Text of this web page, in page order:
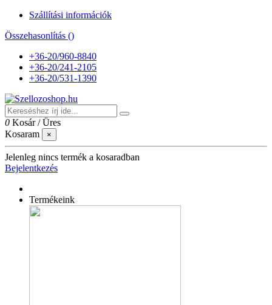
Szállítási információk
Összehasonlítás ()
+36-20/960-8840
+36-20/241-2105
+36-20/531-1390
0 Kosár /Üres
Kosaram
×
Jelenleg nincs termék a kosaradban
Bejelentkezés
Termékeink